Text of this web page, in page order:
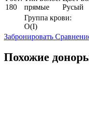
180
прямые
Русый
Группа крови:
O(I)
Забронировать
Похожие